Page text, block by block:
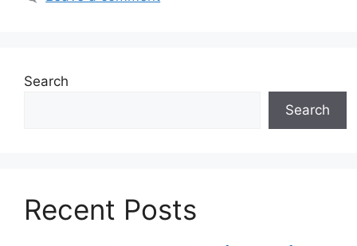
Search
Search
Recent Posts